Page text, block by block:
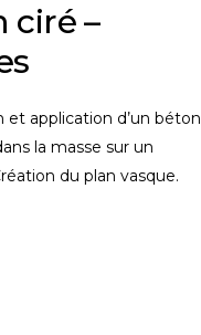
ciré –
et application d’un béton
la masse sur un
du plan vasque.